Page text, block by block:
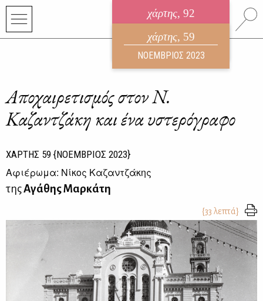
χάρτης, 92
ηλεκτρονικό περιοδικό
ΑΥΓΟΥΣΤΟΣ 2026
χάρτης, 59
ΝΟΕΜΒΡΙΟΣ 2023
Αποχαιρετισμός στον Ν.
Καζαντζάκη και ένα υστερόγραφο
ΧΑΡΤΗΣ 59 {ΝΟΕΜΒΡΙΟΣ 2023}
Αφιέρωμα: Νίκος Καζαντζάκης
τηςΑγάθης Μαρκάτη
{33 λεπτά}